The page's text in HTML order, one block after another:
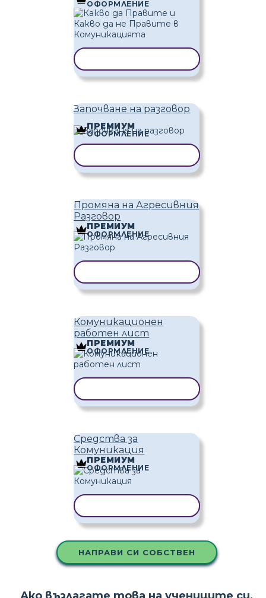
ОФОРМЛЕНИЕ
Започване на разговор
ПРЕМИУМ
ОФОРМЛЕНИЕ
Промяна на Агресивния
Разговор
ПРЕМИУМ
ОФОРМЛЕНИЕ
Комуникационен
работен лист
ПРЕМИУМ
ОФОРМЛЕНИЕ
Средства за
Комуникация
ПРЕМИУМ
ОФОРМЛЕНИЕ
НАПРАВИ СИ СОБСТВЕН